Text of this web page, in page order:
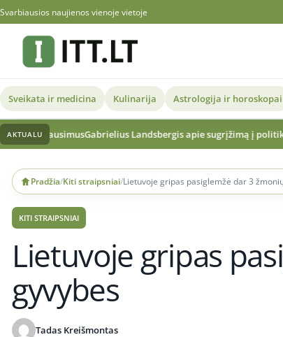
Svarbiausios naujienos vienoje vietoje
Sveikata ir medicina Kulinarija Astrologija ir horoskopai
AKTUALU
Gabrielius Landsbergis apie sugrįžimą į politiką: aiškus
content
Pradžia/Kiti straipsniai/Lietuvoje gripas pasiglemžė dar 3
KITI STRAIPSNIAI
Lietuvoje gripas
gyvybes
Tadas Kreišmontas